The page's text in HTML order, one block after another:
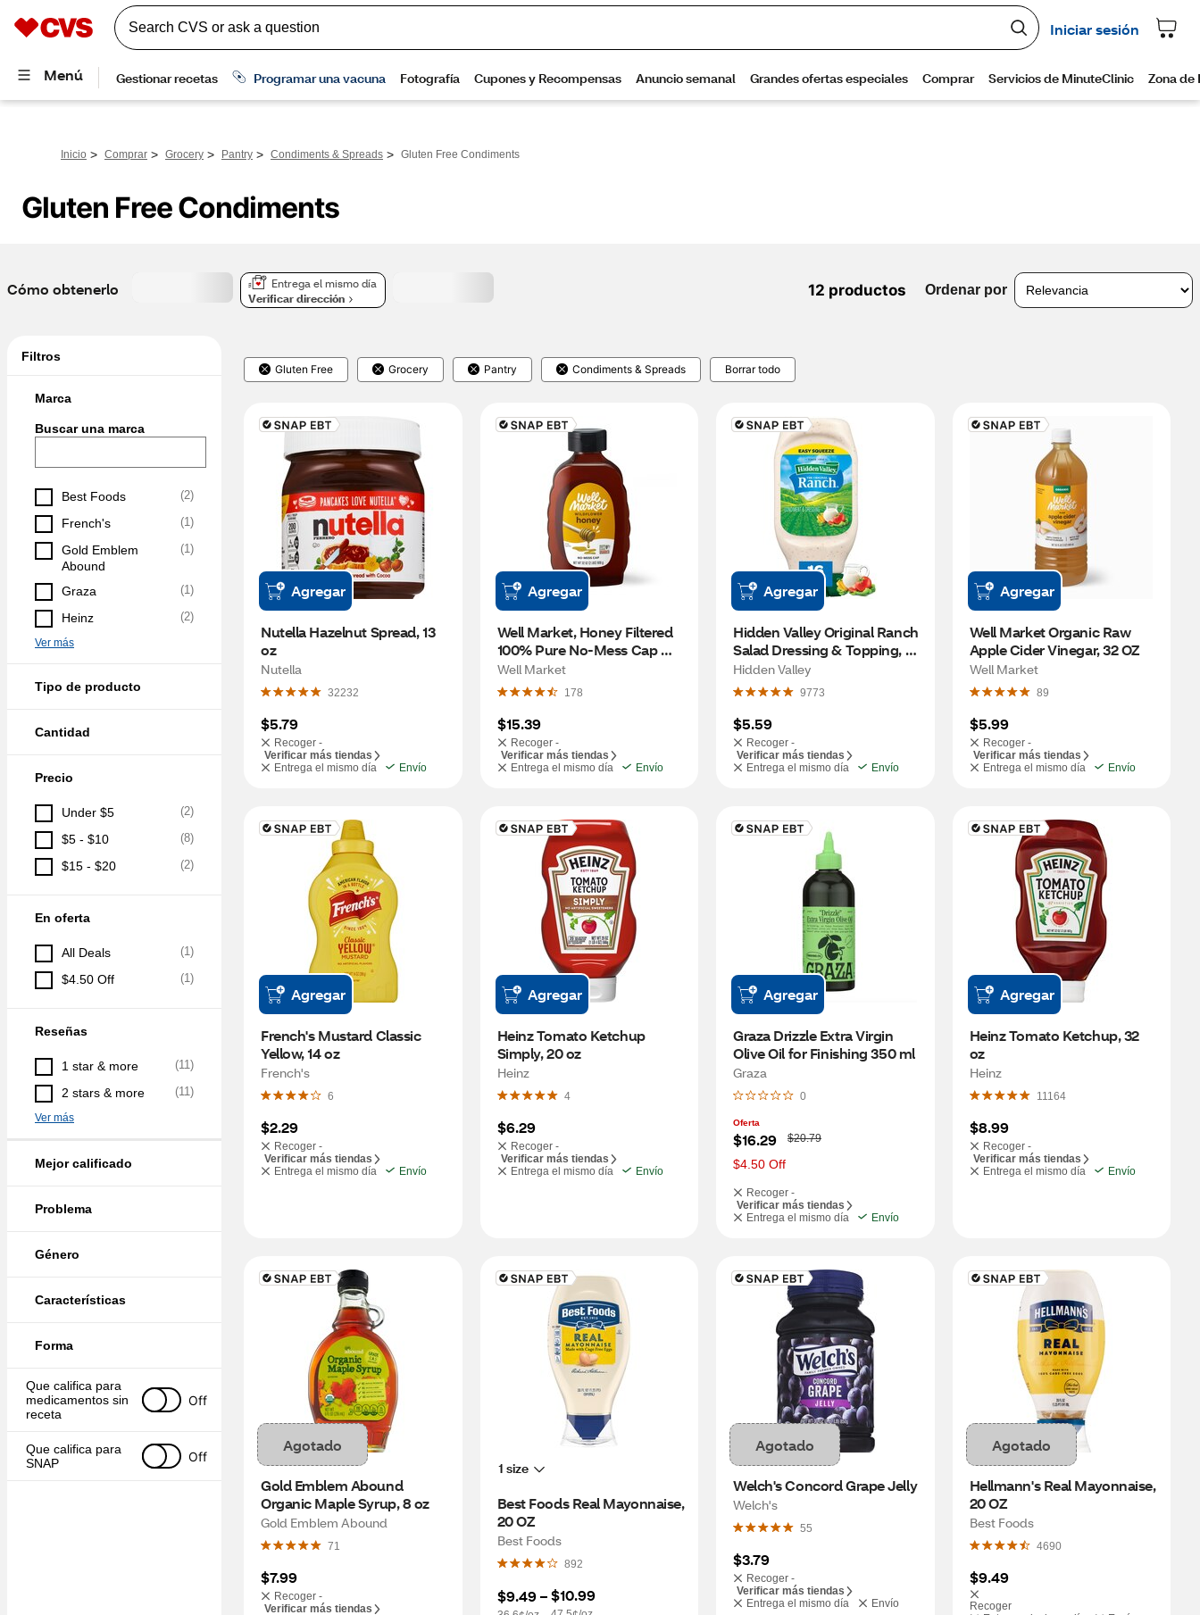
Inicio > Comprar > Grocery > Pantry > Condiments & Spreads > Gluten Free Condiments
Gluten Free Condiments
Cómo obtenerlo
Entrega el mismo día
Verificar dirección
12 productos Ordenar por
Filtros
Marca
Buscar una marca
Best Foods (2)
French's (1)
Gold Emblem
Abound
(1)
Graza (1)
Heinz (2)
Ver más
Tipo de producto
Cantidad
Precio
Under $5 (2)
$5 - $10 (8)
$15 - $20 (2)
En oferta
All Deals (1)
$4.50 Off (1)
Reseñas
1 star & more (11)
2 stars & more (11)
Ver más
Mejor calificado
Problema
Género
Características
Forma
Que califica para
medicamentos sin
receta
Off
Que califica para
SNAP
Off
Gluten Free Grocery Pantry Condiments & Spreads Borrar todo
Agregar
Nutella Hazelnut Spread, 13
oz
Nutella
32232
$5.79
Recoger -
Verificar más tiendas
Entrega el mismo día
Envío
Agregar
Well Market, Honey Filtered
100% Pure No-Mess Cap
Bottle, 32 oz
Well Market
178
$15.39
Recoger -
Verificar más tiendas
Entrega el mismo día
Envío
Agregar
Hidden Valley Original Ranch
Salad Dressing & Topping,
Gluten Free, 16 oz
Hidden Valley
9773
$5.59
Recoger -
Verificar más tiendas
Entrega el mismo día
Envío
Agregar
Well Market Organic Raw
Apple Cider Vinegar, 32 OZ
Well Market
89
$5.99
Recoger -
Verificar más tiendas
Entrega el mismo día
Envío
Agregar
French's Mustard Classic
Yellow, 14 oz
French's
6
$2.29
Recoger -
Verificar más tiendas
Entrega el mismo día
Envío
Agregar
Heinz Tomato Ketchup
Simply, 20 oz
Heinz
4
$6.29
Recoger -
Verificar más tiendas
Entrega el mismo día
Envío
Agregar
Graza Drizzle Extra Virgin
Olive Oil for Finishing 350 ml
Graza
0
Oferta
$16.29
W
a
s
$20.79
$4.50 Off
Recoger -
Verificar más tiendas
Entrega el mismo día
Envío
Agregar
Heinz Tomato Ketchup, 32
oz
Heinz
11164
$8.99
Recoger -
Verificar más tiendas
Entrega el mismo día
Envío
Agotado
Gold Emblem Abound
Organic Maple Syrup, 8 oz
Gold Emblem Abound
71
$7.99
Recoger -
Verificar más tiendas
1 size
Best Foods Real Mayonnaise,
20 OZ
Best Foods
892
$9.49 – $10.99
Agotado
Welch's Concord Grape Jelly
Welch's
55
$3.79
Recoger -
Verificar más tiendas
Entrega el mismo día
Envío
Agotado
Hellmann's Real Mayonnaise,
20 OZ
Best Foods
4690
$9.49
Recoger